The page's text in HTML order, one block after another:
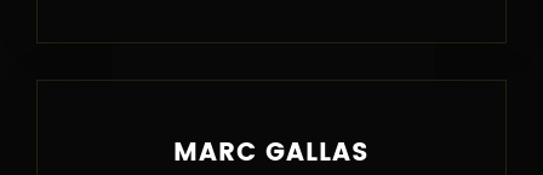
MARC GALLAS